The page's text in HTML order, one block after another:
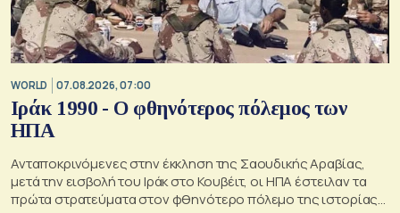
WORLD 07.08.2026, 07:00
Ιράκ 1990 - Ο φθηνότερος πόλεμος των
ΗΠΑ
Ανταποκρινόμενες στην έκκληση της Σαουδικής Αραβίας,
μετά την εισβολή του Ιράκ στο Κουβέιτ, οι ΗΠΑ έστειλαν τα
πρώτα στρατεύματα στον φθηνότερο πόλεμο της ιστορίας